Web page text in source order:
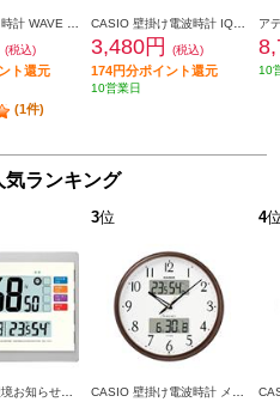
(税込)
ト還元
(1件)
3,480円 (税込)
174円分ポイント還元
10営業日
10
気ランキング
3位 4